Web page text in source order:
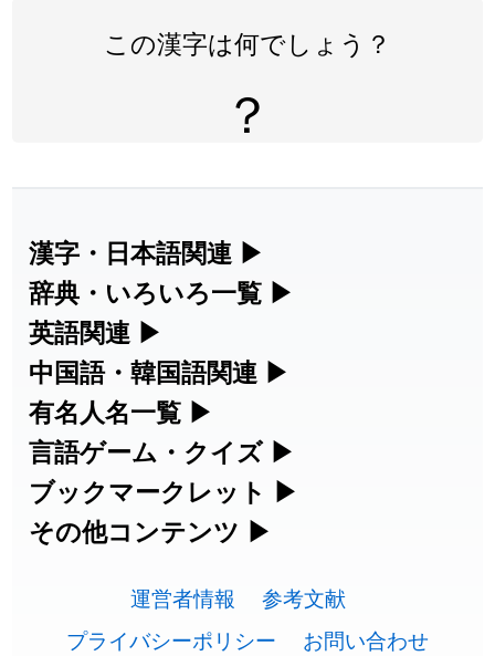
この漢字は何でしょう？
？
漢字・日本語関連 ▶
漢字の読み方検索、手書き入力、書き順
練習など、日本語学習に役立つツールを
集めています。
人名漢字辞典 - 読み方検索
手書き漢字入力
漢字の書き方・書き順 書き取り練習
ひらがなの書き方・書き順
辞典・いろいろ一覧 ▶
部首・画数別の漢字一覧、熟語辞典、地
名・駅名検索など、各種リファレンスツ
ールです。
部首画数別漢字一覧
常用漢字一覧
画数別なまえ漢字一覧
英語関連 ▶
カタカナ語・略語の意味検索、発音記
号、リスニング練習など英語学習ツール
です。
カタカナ語の意味・発音・類語辞典
英語の発音記号一覧
英単語リスニングテスト
中国語・韓国語関連 ▶
中国語のピンイン変換、韓国語の手書き
入力など、アジア言語学習ツールです。
手書き中国語入力 変換ツール
有名人名一覧 ▶
海外セレブやスポーツ選手の名前の読み
方・発音を確認できます。
海外有名人の苗字・名前一覧と発音
プレミアリーグ選手名一覧
言語ゲーム・クイズ ▶
四字熟語パズルや漢字クイズなど、楽し
みながら学べるゲームです。
有名人名前読みクイズ（毎日更新）
ブックマークレット ▶
ブラウザに登録して、どのサイトからで
す。
その他コンテンツ ▶
その他の便利ツールです。
運営者情報
参考文献
プライバシーポリシー
お問い合わせ